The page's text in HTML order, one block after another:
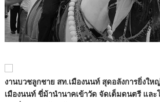
งานบวชลูกชาย สท.เมืองนนท์ สุดอลังการยิ่งใ
เมืองนนท์ ขี่ม้านำนาคเข้าวัด จัดเต็มดนตรี แล